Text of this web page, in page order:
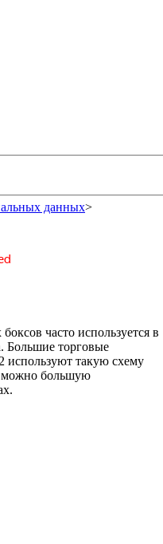
данных>
часто используется в
Большие торговые
такую схему
можно большую